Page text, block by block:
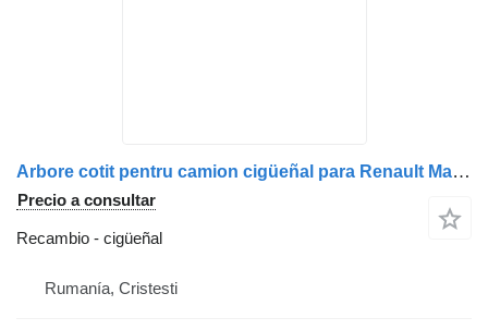
Arbore cotit pentru camion cigüeñal para Renault Magnum DXi 2006 camión
Precio a consultar
Recambio - cigüeñal
Rumanía, Cristesti